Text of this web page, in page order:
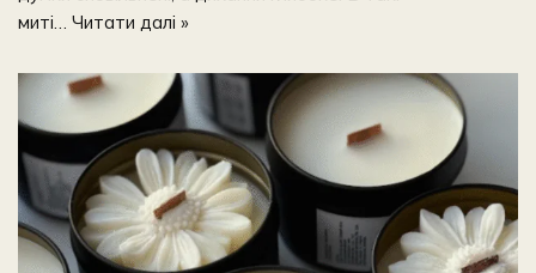
миті… Читати далі »